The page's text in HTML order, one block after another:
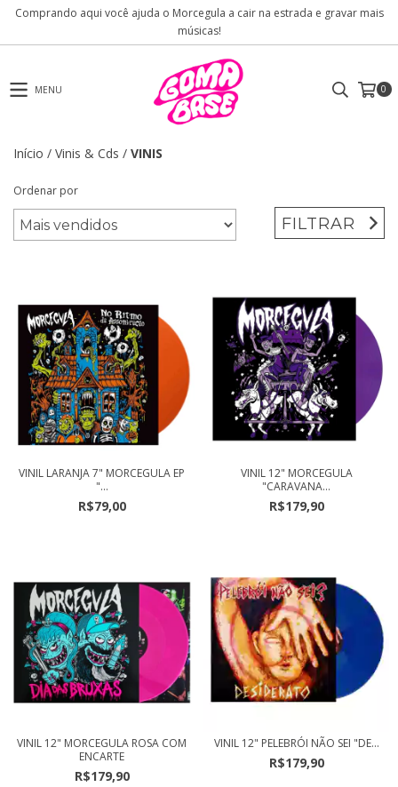
Comprando aqui você ajuda o Morcegula a cair na estrada e gravar mais
músicas!
MENU 0
Início / Vinis & Cds / VINIS
Ordenar por
FILTRAR
VINIL LARANJA 7" MORCEGULA EP
"...
R$79,00
VINIL 12" MORCEGULA
"CARAVANA...
R$179,90
VINIL 12" MORCEGULA ROSA COM
ENCARTE
R$179,90
VINIL 12" PELEBRÓI NÃO SEI "DE...
R$179,90